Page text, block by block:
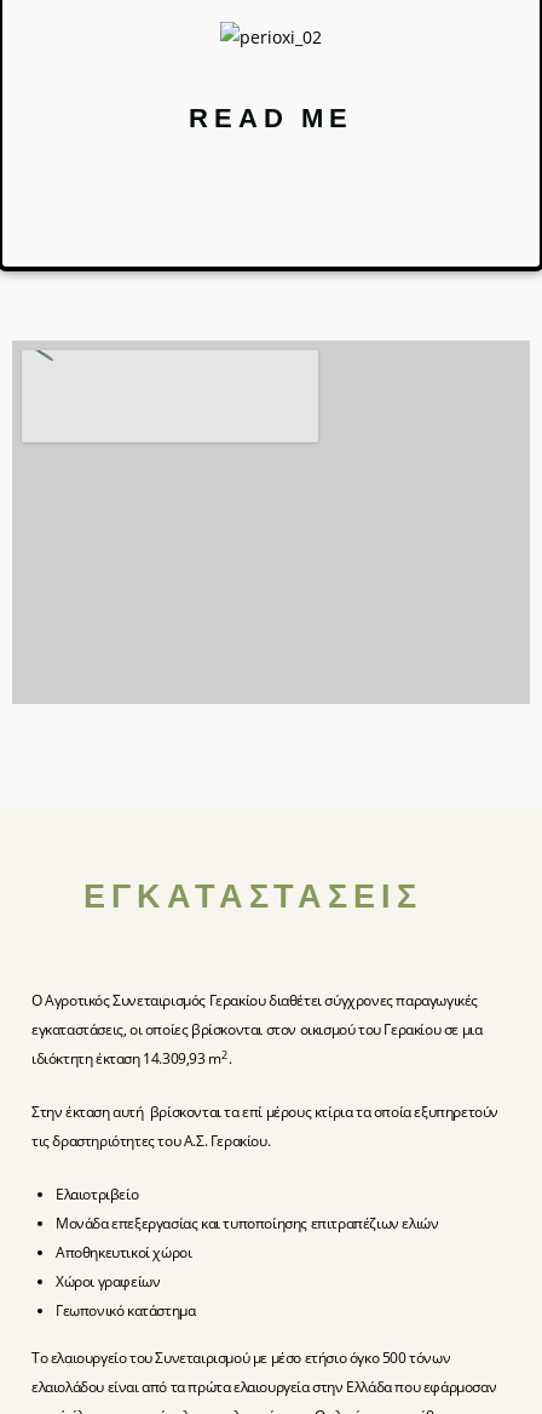
READ ME
ΕΓΚΑΤΑΣΤΑΣΕΙΣ
Ο Αγροτικός Συνεταιρισμός Γερακίου διαθέτει σύγχρονες παραγωγικές
εγκαταστάσεις, οι οποίες βρίσκονται στον οικισμού του Γερακίου σε μια
ιδιόκτητη έκταση 14.309,93 m2.
Στην έκταση αυτή βρίσκονται τα επί μέρους κτίρια τα οποία εξυπηρετούν
τις δραστηριότητες του Α.Σ. Γερακίου.
Ελαιοτριβείο
Μονάδα επεξεργασίας και τυποποίησης επιτραπέζιων ελιών
Αποθηκευτικοί χώροι
Χώροι γραφείων
Γεωπονικό κατάστημα
Το ελαιουργείο του Συνεταιρισμού με μέσο ετήσιο όγκο 500 τόνων
ελαιολάδου είναι από τα πρώτα ελαιουργεία στην Ελλάδα που εφάρμοσαν